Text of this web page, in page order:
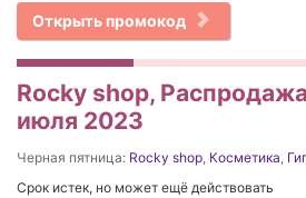
Открыть промокод
Rocky shop,
июля 2023
Черная пятница: Rocky shop, Косметика,
Срок истек, но может ещё действовать